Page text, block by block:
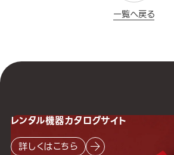
一覧へ戻る
レンタル機器カタログサイト
詳しくはこちら